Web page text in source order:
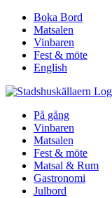
Boka Bord
Matsalen
Vinbaren
Fest & möte
English
På gång
Vinbaren
Matsalen
Fest & möte
Matsal & Rum
Gastronomi
Julbord